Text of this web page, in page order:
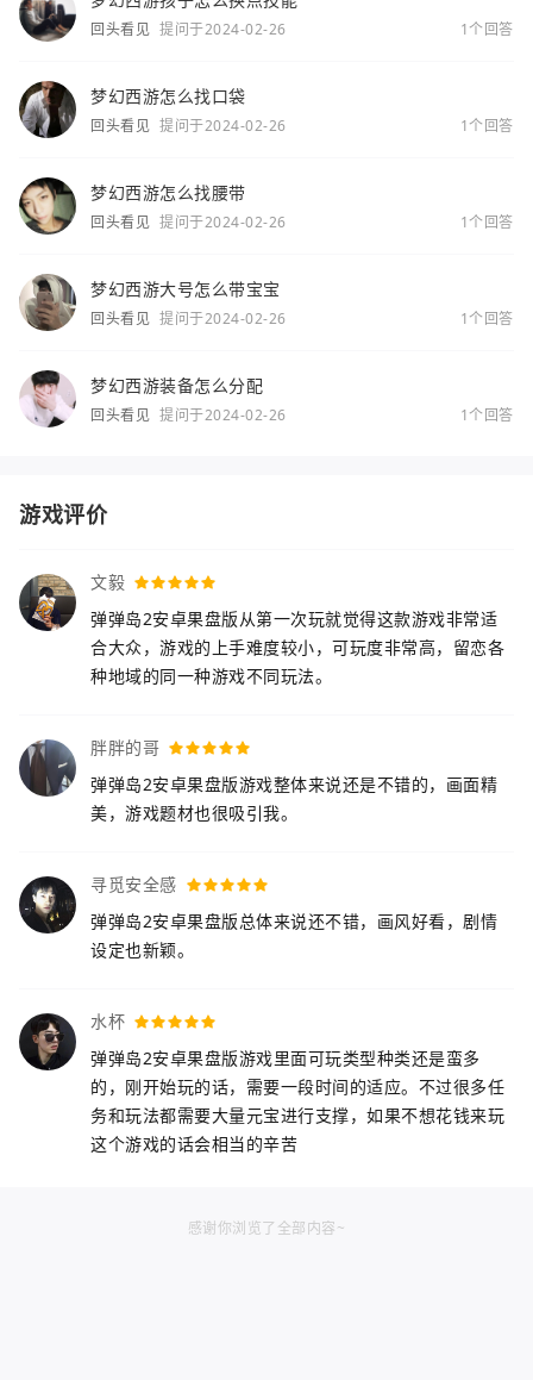
回头看见 提问于2024-02-26 1个回答
梦幻西游怎么找口袋
回头看见 提问于2024-02-26 1个回答
梦幻西游怎么找腰带
回头看见 提问于2024-02-26 1个回答
梦幻西游大号怎么带宝宝
回头看见 提问于2024-02-26 1个回答
梦幻西游装备怎么分配
回头看见 提问于2024-02-26 1个回答
游戏评价
文毅
弹弹岛2安卓果盘版从第一次玩就觉得这款游戏非常适
合大众，游戏的上手难度较小，可玩度非常高，留恋各
种地域的同一种游戏不同玩法。
胖胖的哥
弹弹岛2安卓果盘版游戏整体来说还是不错的，画面精
美，游戏题材也很吸引我。
寻觅安全感
弹弹岛2安卓果盘版总体来说还不错，画风好看，剧情
设定也新颖。
水杯
弹弹岛2安卓果盘版游戏里面可玩类型种类还是蛮多
的，刚开始玩的话，需要一段时间的适应。不过很多任
务和玩法都需要大量元宝进行支撑，如果不想花钱来玩
这个游戏的话会相当的辛苦
感谢你浏览了全部内容~